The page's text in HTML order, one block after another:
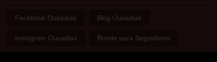
Facebook Ousadias Blog Ousadias
Instagram Ousadias Brinde para Seguidores